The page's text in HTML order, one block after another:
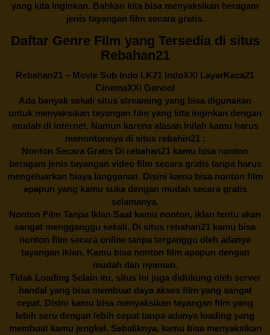
yang kita inginkan. Bahkan kita bisa menyaksikan beragam
jenis tayangan film secara gratis.
Daftar Genre Film yang Tersedia di situs
Rebahan21
Rebahan21 – Movie Sub Indo LK21 IndoXXI LayarKaca21
CinemaXXI Ganool
Ada banyak sekali situs streaming yang bisa digunakan
untuk menyaksikan tayangan film yang kita inginkan dengan
mudah di internet. Namun karena alasan inilah kamu harus
menontonnya di situs rebahin21 :
Nonton Secara Gratis Di rebahan21 kamu bisa nonton
beragam jenis tayangan video film secara gratis tanpa harus
mengeluarkan biaya langganan. Disini kamu bisa nonton film
apapun yang kamu suka dengan mudah secara gratis
selamanya.
Nonton Film Tanpa Iklan Saat kamu nonton, iklan tentu akan
sangat mengganggu sekali. Di situs rebahan21 kamu bisa
nonton film secara online tanpa terganggu oleh adanya
tayangan iklan. Kamu bisa nonton film apapun dengan
mudah dan nyaman.
Tidak Loading Selain itu, situs ini juga didukung oleh server
handal yang bisa membuat daya akses film yang sangat
cepat. Disini kamu bisa menyaksikan tayangan film yang
lebih seru dengan lebih cepat tanpa adanya loading yang
membuat kamu jengkel. Sebaliknya, kamu bisa menyaksikan